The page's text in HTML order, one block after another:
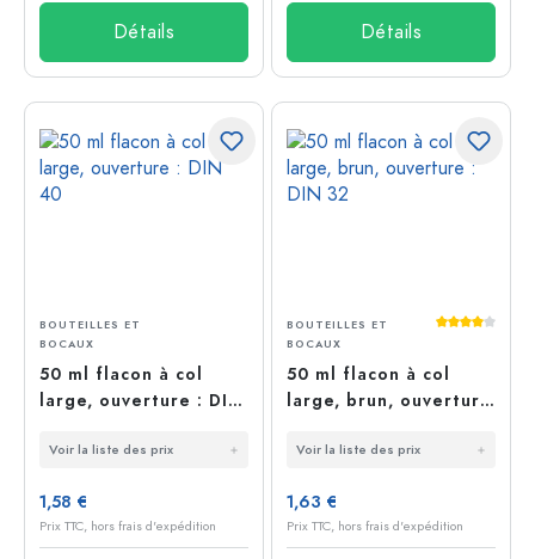
Détails Détails
BOUTEILLES ET
BOCAUX
50 ml flacon à col
large, ouverture : DIN
Voir la liste des prix
1,58 €
Prix TTC, hors frais d'expédition
Note
BOUTEILLES ET
BOCAUX
50 ml flacon à col
large, brun, ouverture
Voir la liste des prix
1,63 €
Prix TTC, hors frais d'expédition